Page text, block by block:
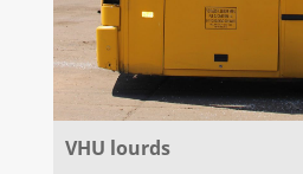
VHU lourds